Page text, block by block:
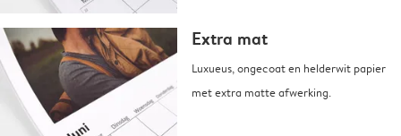
Extra mat
Luxueus, ongecoat en helderwit papier
met extra matte afwerking.